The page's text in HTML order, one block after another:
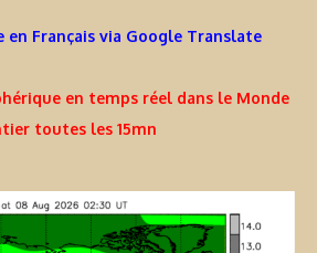
Français via Google Translate
en temps réel dans le Monde
toutes les 15mn